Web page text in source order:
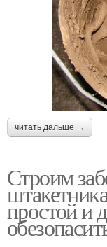
читать дальше →
Строим
простой и